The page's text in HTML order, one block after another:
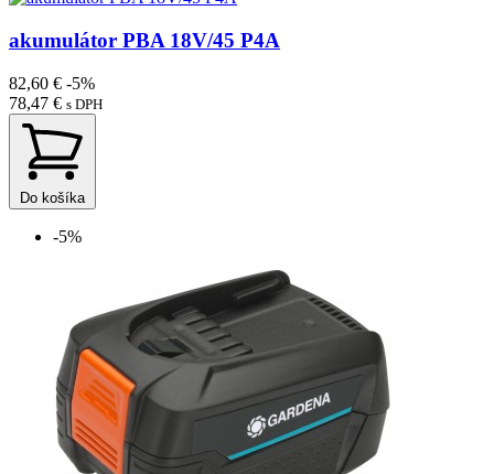
akumulátor PBA 18V/45 P4A
82,60 € -5%
78,47 € s DPH
Do košíka
-5%